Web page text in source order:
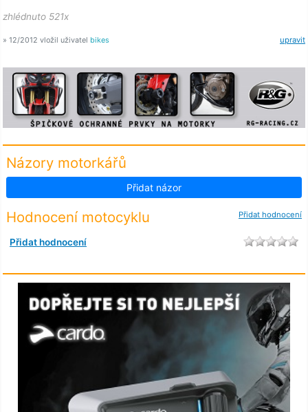
zhlédnuto 521x
upravit
» 12/2012 vložil uživatel bikes
Názory motorkářů
Přidat názor
Přidat hodnocení
Hodnocení motocyklu
Přidat hodnocení